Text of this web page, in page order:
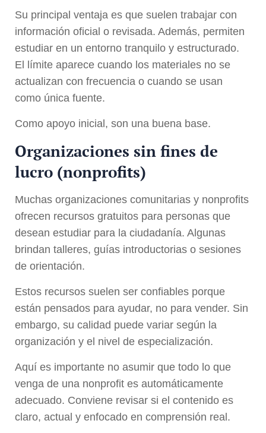
Su principal ventaja es que suelen trabajar con
información oficial o revisada. Además, permiten
estudiar en un entorno tranquilo y estructurado.
El límite aparece cuando los materiales no se
actualizan con frecuencia o cuando se usan
como única fuente.
Como apoyo inicial, son una buena base.
Organizaciones sin fines de
lucro (nonprofits)
Muchas organizaciones comunitarias y nonprofits
ofrecen recursos gratuitos para personas que
desean estudiar para la ciudadanía. Algunas
brindan talleres, guías introductorias o sesiones
de orientación.
Estos recursos suelen ser confiables porque
están pensados para ayudar, no para vender. Sin
embargo, su calidad puede variar según la
organización y el nivel de especialización.
Aquí es importante no asumir que todo lo que
venga de una nonprofit es automáticamente
adecuado. Conviene revisar si el contenido es
claro, actual y enfocado en comprensión real.